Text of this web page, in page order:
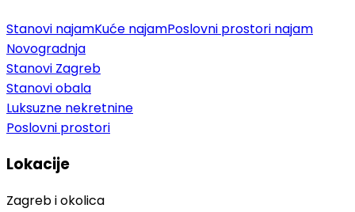
Stanovi najamKuće najamPoslovni prostori najam
Novogradnja
Stanovi Zagreb
Stanovi obala
Luksuzne nekretnine
Poslovni prostori
Lokacije
Zagreb i okolica